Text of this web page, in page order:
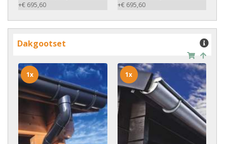
+€ 695,60
+€ 695,60
Dakgootset
1x 1x